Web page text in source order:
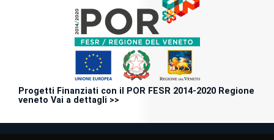
Progetti Finanziati con il POR FESR 2014-2020 Regione
veneto Vai a dettagli >>